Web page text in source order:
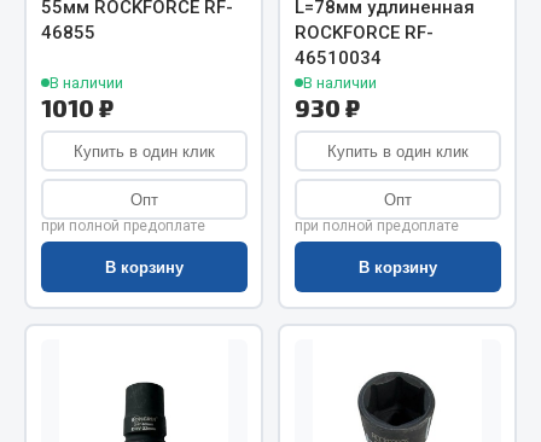
Весь раздел
Цепи подъёмные
Весь раздел
РТИ
Лента конвейерная
55мм ROCKFORCE RF-
46855
В наличии
1010 ₽
Купить в один клик
Опт
при полной предоплате
В корзину
L=78мм удлиненная
ROCKFORCE RF-
46510034
В наличии
930 ₽
Купить в один клик
Опт
при полной предоплате
В корзину